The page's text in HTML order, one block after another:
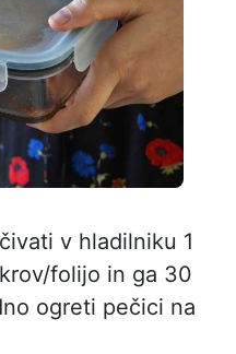
v hladilniku 1
folijo in ga 30
ogreti pečici na